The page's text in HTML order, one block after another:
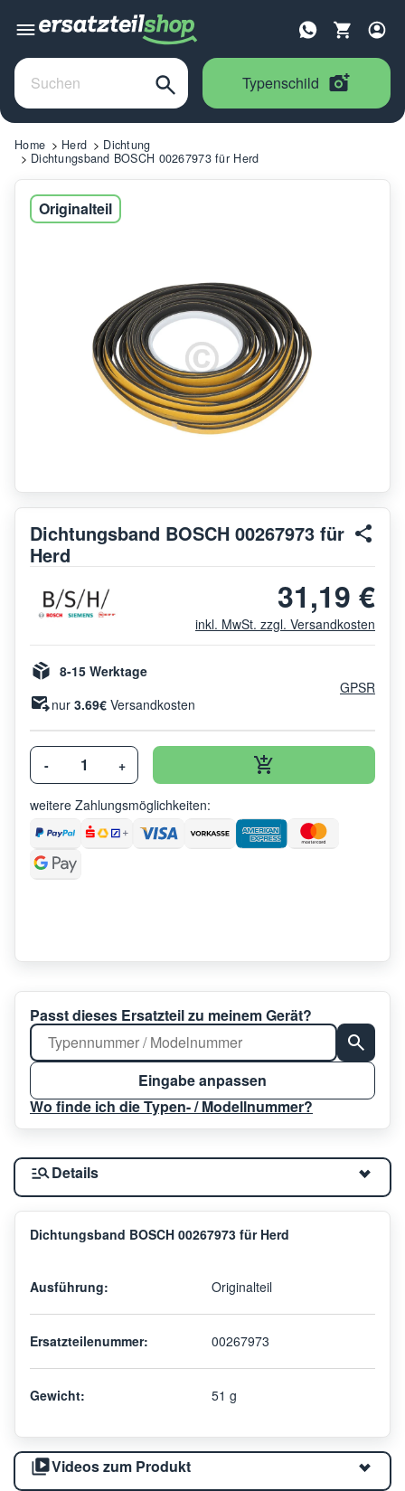
Typenschild
Home Herd
Dichtung
Dichtungsband BOSCH 00267973 für Herd
Originalteil
Dichtungsband BOSCH 00267973 für
Herd
31,19 €
inkl. MwSt. zzgl. Versandkosten
8-15 Werktage
nur 3.69€ Versandkosten
GPSR
- +
weitere Zahlungsmöglichkeiten:
Passt dieses Ersatzteil zu meinem Gerät?
Eingabe anpassen
Wo finde ich die Typen- / Modellnummer?
Details
Dichtungsband BOSCH 00267973 für Herd
Ausführung: Originalteil
Ersatzteilenummer: 00267973
Gewicht: 51 g
Videos zum Produkt